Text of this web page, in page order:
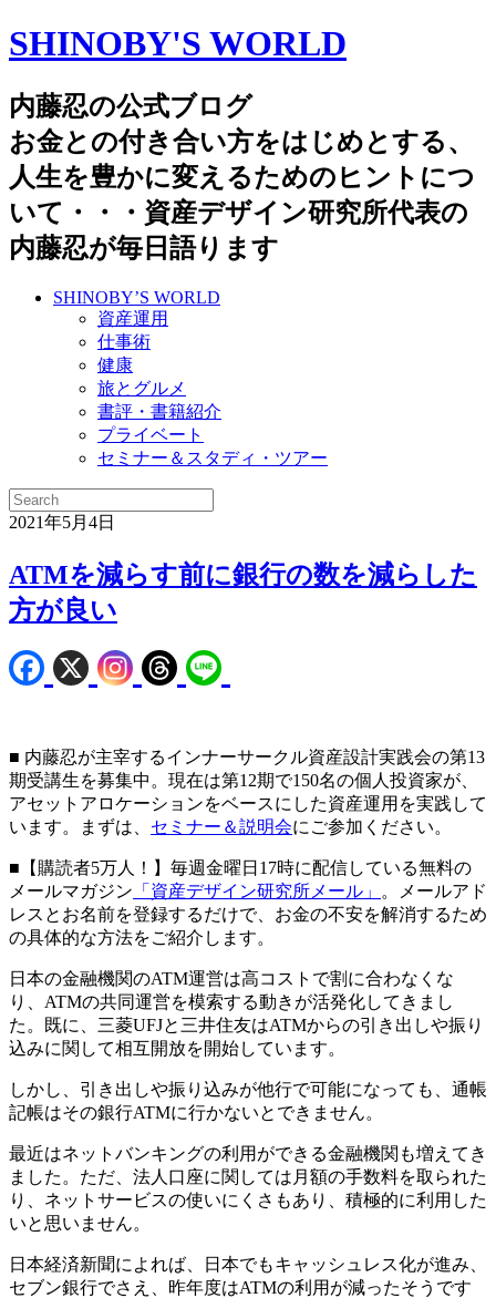
SHINOBY'S WORLD
内藤忍の公式ブログ
お金との付き合い方をはじめとする、
人生を豊かに変えるためのヒントにつ
いて・・・資産デザイン研究所代表の
内藤忍が毎日語ります
SHINOBY’S WORLD
資産運用
仕事術
健康
旅とグルメ
書評・書籍紹介
プライベート
セミナー＆スタディ・ツアー
2021年5月4日
ATMを減らす前に銀行の数を減らした
方が良い
■ 内藤忍が主宰するインナーサークル資産設計実践会の第13
期受講生を募集中。現在は第12期で150名の個人投資家が、
アセットアロケーションをベースにした資産運用を実践して
います。まずは、 セミナー＆説明会にご参加ください。
■【購読者5万人！】毎週金曜日17時に配信している無料の
メールマガジン 「資産デザイン研究所メール」
。メールアド
レスとお名前を登録するだけで、お金の不安を解消するため
の具体的な方法をご紹介します。
日本の金融機関のATM運営は高コストで割に合わなくな
り、ATMの共同運営を模索する動きが活発化してきまし
た。既に、三菱UFJと三井住友はATMからの引き出しや振り
込みに関して相互開放を開始しています。
しかし、引き出しや振り込みが他行で可能になっても、通帳
記帳はその銀行ATMに行かないとできません。
最近はネットバンキングの利用ができる金融機関も増えてき
ました。ただ、法人口座に関しては月額の手数料を取られた
り、ネットサービスの使いにくさもあり、積極的に利用した
いと思いません。
日本経済新聞によれば、日本でもキャッシュレス化が進み、
セブン銀行でさえ、昨年度はATMの利用が減ったそうです